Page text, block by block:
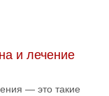
и лечение
— это такие